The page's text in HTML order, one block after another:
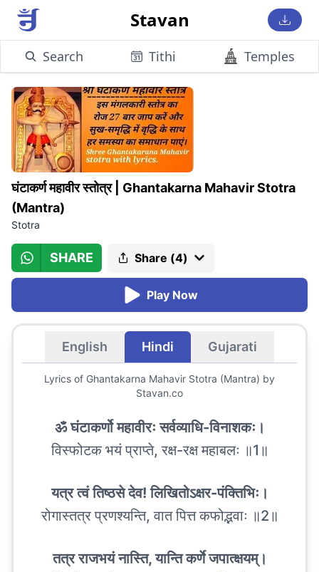
Stavan
Search Tithi Temples
घंटाकर्ण महावीर स्तोत्र
Ghantakarna Mahavir Stotra
(Mantra)
Stotra
SHARE Share (4)
Play Now
English Hindi Gujarati
Lyrics of Ghantakarna Mahavir Stotra (Mantra) by
Stavan.co
ॐ घंटाकर्णो महावीरः सर्वव्याधि-विनाशकः।
विस्फोटक भयं प्राप्ते, रक्ष-रक्ष महाबलः ॥1॥
यत्र त्वं तिष्ठसे देव! लिखितोऽक्षर-पंक्तिभिः।
रोगास्तत्र प्रणश्यन्ति, वात पित्त कफोद्भवाः ॥2॥
तत्र राजभयं नास्ति, यान्ति कर्णे जपात्क्षयम्।